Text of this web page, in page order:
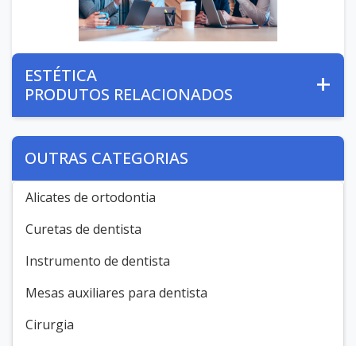
ESTÉTICA
PRODUTOS RELACIONADOS
OUTRAS CATEGORIAS
Alicates de ortodontia
Curetas de dentista
Instrumento de dentista
Mesas auxiliares para dentista
Cirurgia